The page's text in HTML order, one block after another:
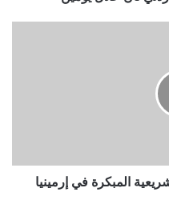
المبكرة في إرمينيا